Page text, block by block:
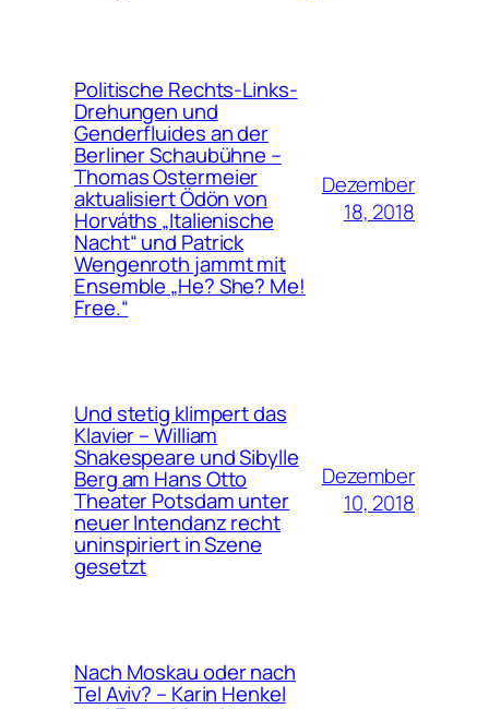
Politische Rechts-Links-
Drehungen und
Genderfluides an der
Berliner Schaubühne –
Thomas Ostermeier
aktualisiert Ödön von
Horváths „Italienische
Nacht“ und Patrick
Wengenroth jammt mit
Ensemble „He? She? Me!
Free.“
Dezember
18, 2018
Und stetig klimpert das
Klavier – William
Shakespeare und Sibylle
Berg am Hans Otto
Theater Potsdam unter
neuer Intendanz recht
uninspiriert in Szene
gesetzt
Dezember
10, 2018
Nach Moskau oder nach
Tel Aviv? – Karin Henkel